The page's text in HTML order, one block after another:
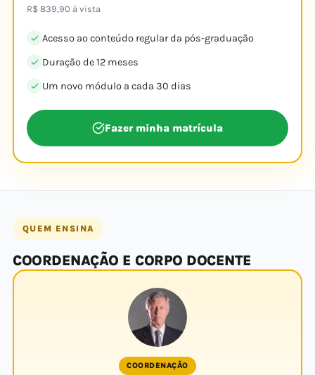
R$ 839,90 à vista
Acesso ao conteúdo regular da pós-graduação
Duração de 12 meses
Um novo módulo a cada 30 dias
Fazer minha matrícula
QUEM ENSINA
COORDENAÇÃO E CORPO DOCENTE
COORDENAÇÃO